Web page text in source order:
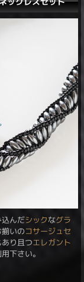
んだシックなグラ
揃いのコサージュセ
あり且つエレガント
下さい。